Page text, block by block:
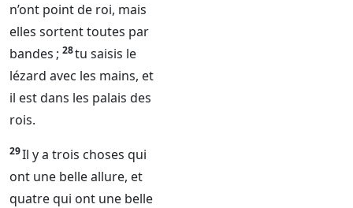
n’ont point de roi, mais
elles sortent toutes par
bandes ; 28tu saisis le
lézard avec les mains, et
il est dans les palais des
rois.
29Il y a trois choses qui
ont une belle allure, et
quatre qui ont une belle